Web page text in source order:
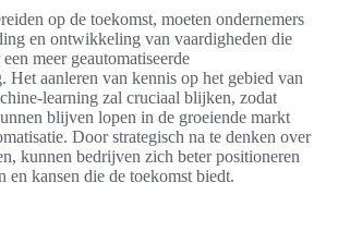
op de toekomst, moeten ondernemers
en ontwikkeling van vaardigheden die
meer geautomatiseerde
Het aanleren van kennis op het gebied van
learning zal cruciaal blijken, zodat
blijven lopen in de groeiende markt
Door strategisch na te denken over
kunnen bedrijven zich beter positioneren
en kansen die de toekomst biedt.